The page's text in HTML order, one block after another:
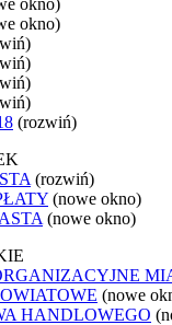
okno)
okno)
(rozwiń)
(rozwiń)
(nowe okno)
(nowe okno)
(nowe
HANDLOWEGO